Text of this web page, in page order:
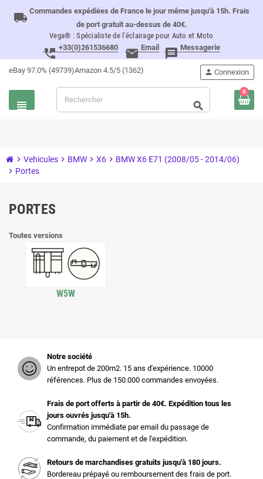
local_shipping Commandes expédiées de France le jour même jusqu'à 15h. Frais
de port gratuit au-dessus de 40€.
Vega® : Spécialiste de l'éclairage pour Auto et Moto
perm_phone_msg +33(0)261536680 email Email message Messagerie
eBay 97.0% (49739)Amazon 4.5/5 (1362)
view_headline
person Connexion
search
0
chevron_right Vehicules chevron_right BMW chevron_right X6 chevron_right BMW X6 E71 (2008/05 - 2014/06)
chevron_right Portes
PORTES
Toutes versions
W5W
Notre société
Un entrepot de 200m2. 15 ans d'expérience. 10000
références. Plus de 150.000 commandes envoyées.
Frais de port offerts à partir de 40€. Expédition tous les
jours ouvrés jusqu'à 15h.
Confirmation immédiate par email du passage de
commande, du paiement et de l'expédition.
Retours de marchandises gratuits jusqu'à 180 jours.
Bordereau prépayé ou remboursement des frais de port.